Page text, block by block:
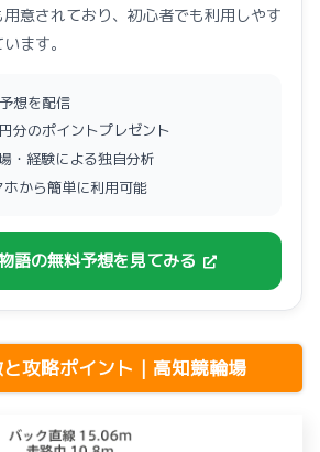
意されており、初心者でも利用しやす
ます。
想を配信
分のポイントプレゼント
・経験による独自分析
ホから簡単に利用可能
語の無料予想を見てみる
攻略ポイント｜高知競輪場